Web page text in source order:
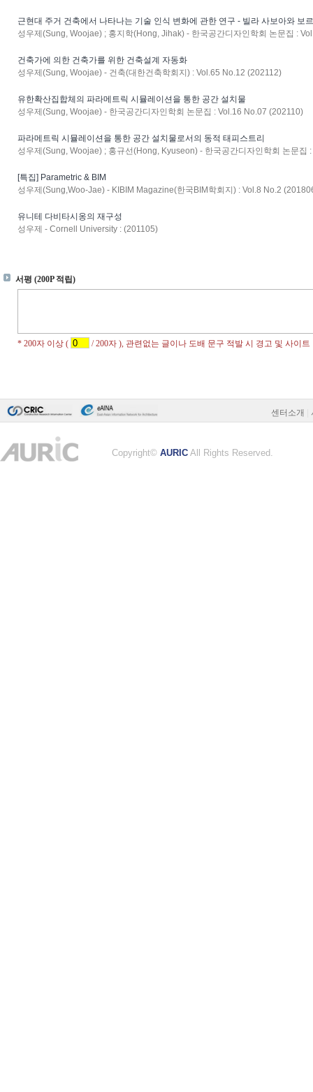
근현대 주거 건축에서 나타나는 기술 인식 변화에 관한 연구 - 빌라 사보아와 보
성우제(Sung, Woojae) ; 홍지학(Hong, Jihak) - 한국공간디자인학회 논문집 :
건축가에 의한 건축가를 위한 건축설계 자동화
성우제(Sung, Woojae) - 건축(대한건축학회지) : Vol.65 No.12 (202112)
유한확산집합체의 파라메트릭 시뮬레이션을 통한 공간 설치물
성우제(Sung, Woojae) - 한국공간디자인학회 논문집 : Vol.16 No.07 (202110)
파라메트릭 시뮬레이션을 통한 공간 설치물로서의 동적 태피스트리
성우제(Sung, Woojae) ; 홍규선(Hong, Kyuseon) - 한국공간디자인학회 논문집
[특집] Parametric & BIM
성우제(Sung,Woo-Jae) - KIBIM Magazine(한국BIM학회지) : Vol.8 No.2
유니테 다비타시옹의 재구성
성우제 - Cornell University : (201105)
센터소개
Copyright© AURIC All Rights Reserved.